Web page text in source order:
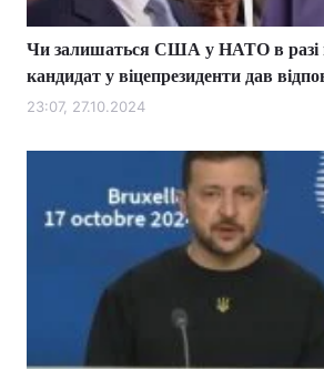
Чи залишаться США у НАТО в разі
кандидат у віцепрезиденти дав
23:07, 27.10.2024